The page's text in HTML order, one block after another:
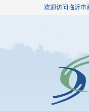
欢迎访问临沂市